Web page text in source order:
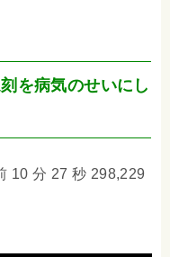
を病気のせいにし
10 分 27 秒 298,229